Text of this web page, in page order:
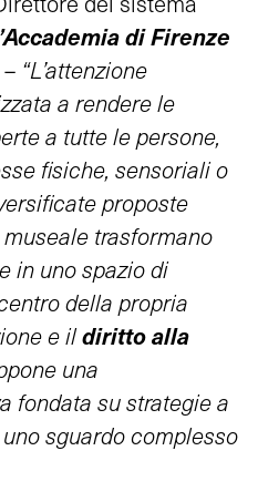
di Firenze
– “L’attenzione
a rendere le
a tutte le persone,
fisiche, sensoriali o
proposte
trasformano
in uno spazio di
della propria
e ildiritto alla
una
fondata su strategie a
sguardo complesso